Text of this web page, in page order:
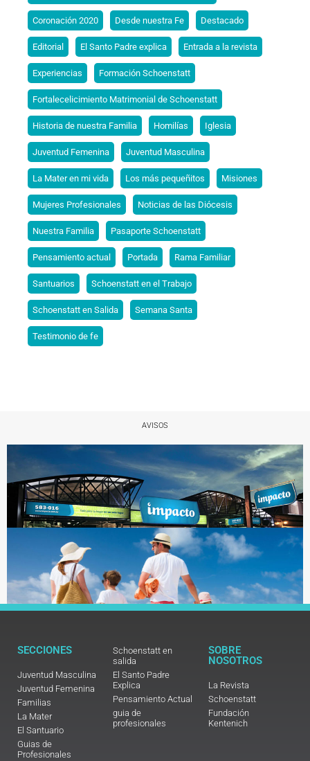
Coronación 2020 Desde nuestra Fe Destacado
Editorial El Santo Padre explica Entrada a la revista
Experiencias Formación Schoenstatt
Fortalecelicimiento Matrimonial de Schoenstatt
Historia de nuestra Familia Homilías Iglesia
Juventud Femenina Juventud Masculina
La Mater en mi vida Los más pequeñitos Misiones
Mujeres Profesionales Noticias de las Diócesis
Nuestra Familia Pasaporte Schoenstatt
Pensamiento actual Portada Rama Familiar
Santuarios Schoenstatt en el Trabajo
Schoenstatt en Salida Semana Santa
Testimonio de fe
AVISOS
SECCIONES
Juventud Masculina
Juventud Femenina
Familias
La Mater
El Santuario
Guias de
Profesionales
Schoenstatt en
salida
El Santo Padre
Explica
Pensamiento Actual
guia de
profesionales
SOBRE
NOSOTROS
La Revista
Schoenstatt
Fundación
Kentenich